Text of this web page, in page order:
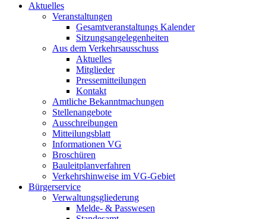
Aktuelles
Veranstaltungen
Gesamtveranstaltungs Kalender
Sitzungsangelegenheiten
Aus dem Verkehrsausschuss
Aktuelles
Mitglieder
Pressemitteilungen
Kontakt
Amtliche Bekanntmachungen
Stellenangebote
Ausschreibungen
Mitteilungsblatt
Informationen VG
Broschüren
Bauleitplanverfahren
Verkehrshinweise im VG-Gebiet
Bürgerservice
Verwaltungsgliederung
Melde- & Passwesen